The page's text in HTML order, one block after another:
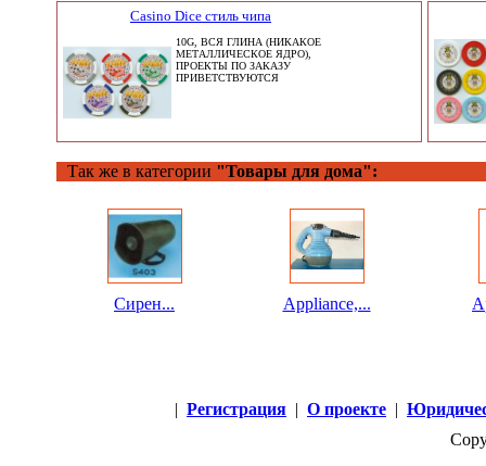
Casino Dice стиль чипа
10G, ВСЯ ГЛИНА (НИКАКОЕ
МЕТАЛЛИЧЕСКОЕ ЯДРО),
ПРОЕКТЫ ПО ЗАКАЗУ
ПРИВЕТСТВУЮТСЯ
Так же в категории "Товары для дома":
Сирен... Appliance,...
| Регистрация | О проекте |